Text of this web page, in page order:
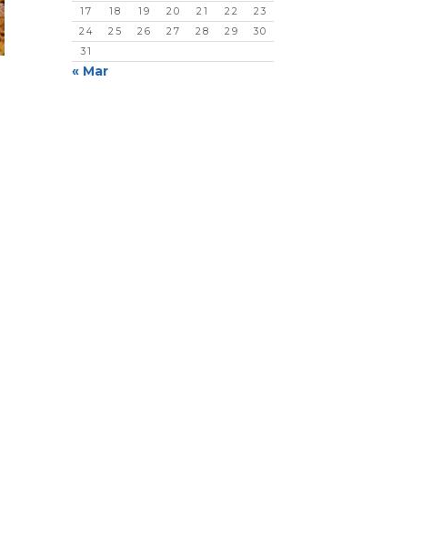
17
18 19 20 21 22
23
24
25 26 27 28 29
30
31
« Mar